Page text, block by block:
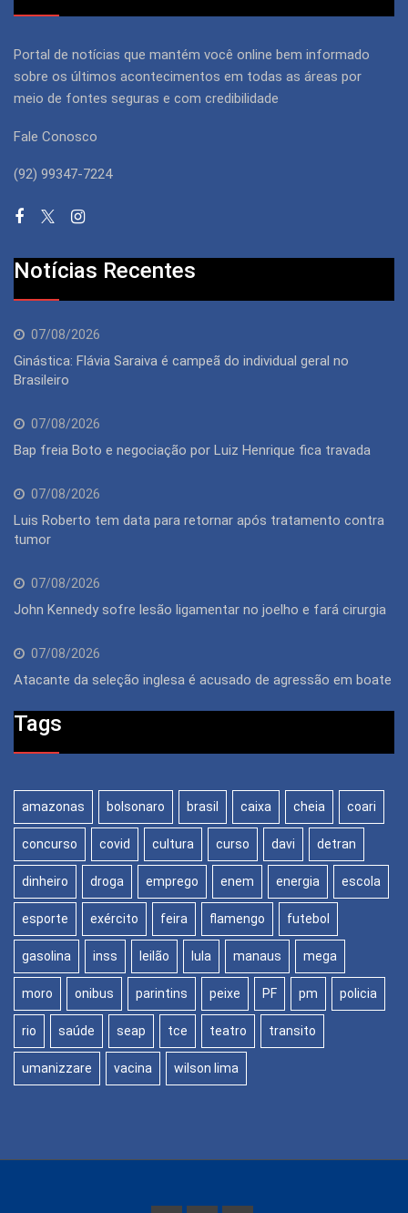
Portal de notícias que mantém você online bem informado
sobre os últimos acontecimentos em todas as áreas por
meio de fontes seguras e com credibilidade
Fale Conosco
(92) 99347-7224
Notícias Recentes
07/08/2026
Ginástica: Flávia Saraiva é campeã do individual geral no
Brasileiro
07/08/2026
Bap freia Boto e negociação por Luiz Henrique fica travada
07/08/2026
Luis Roberto tem data para retornar após tratamento contra
tumor
07/08/2026
John Kennedy sofre lesão ligamentar no joelho e fará cirurgia
07/08/2026
Atacante da seleção inglesa é acusado de agressão em boate
Tags
amazonas bolsonaro brasil caixa cheia coari
concurso covid cultura curso davi detran
dinheiro droga emprego enem energia escola
esporte exército feira flamengo futebol
gasolina inss leilão lula manaus mega
moro onibus parintins peixe PF pm policia
rio saúde seap tce teatro transito
umanizzare vacina wilson lima